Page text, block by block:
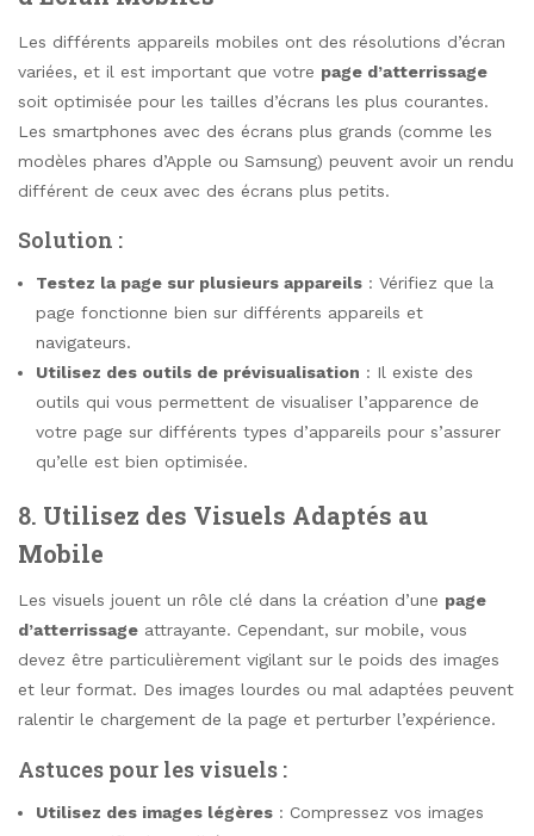
Les différents appareils mobiles ont des résolutions d’écran
variées, et il est important que votre page d’atterrissage
soit optimisée pour les tailles d’écrans les plus courantes.
Les smartphones avec des écrans plus grands (comme les
modèles phares d’Apple ou Samsung) peuvent avoir un rendu
différent de ceux avec des écrans plus petits.
Solution :
Testez la page sur plusieurs appareils : Vérifiez que la
page fonctionne bien sur différents appareils et
navigateurs.
Utilisez des outils de prévisualisation : Il existe des
outils qui vous permettent de visualiser l’apparence de
votre page sur différents types d’appareils pour s’assurer
qu’elle est bien optimisée.
8. Utilisez des Visuels Adaptés au
Mobile
Les visuels jouent un rôle clé dans la création d’une page
d’atterrissage attrayante. Cependant, sur mobile, vous
devez être particulièrement vigilant sur le poids des images
et leur format. Des images lourdes ou mal adaptées peuvent
ralentir le chargement de la page et perturber l’expérience.
Astuces pour les visuels :
Utilisez des images légères : Compressez vos images